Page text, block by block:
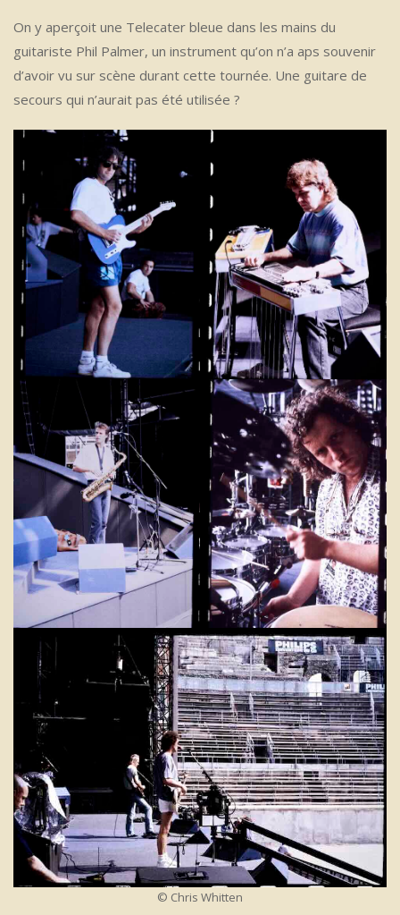
On y aperçoit une Telecater bleue dans les mains du
guitariste Phil Palmer, un instrument qu’on n’a aps souvenir
d’avoir vu sur scène durant cette tournée. Une guitare de
secours qui n’aurait pas été utilisée ?
© Chris Whitten